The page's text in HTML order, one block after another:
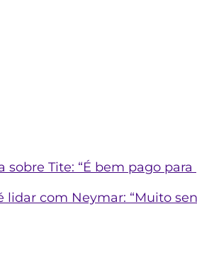
Tite: “É bem pago para
com Neymar: “Muito